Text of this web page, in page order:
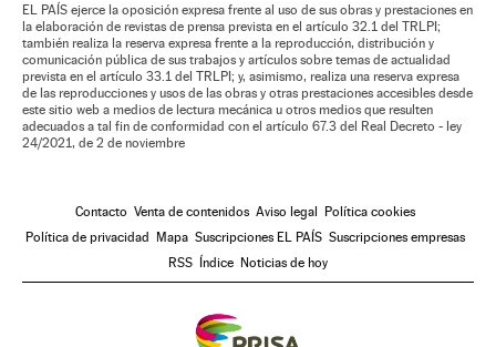
EL PAÍS ejerce la oposición expresa frente al uso de sus obras y prestaciones en
la elaboración de revistas de prensa prevista en el artículo 32.1 del TRLPI;
también realiza la reserva expresa frente a la reproducción, distribución y
comunicación pública de sus trabajos y artículos sobre temas de actualidad
prevista en el artículo 33.1 del TRLPI; y, asimismo, realiza una reserva expresa
de las reproducciones y usos de las obras y otras prestaciones accesibles desde
este sitio web a medios de lectura mecánica u otros medios que resulten
adecuados a tal fin de conformidad con el artículo 67.3 del Real Decreto - ley
24/2021, de 2 de noviembre
Contacto Venta de contenidos Aviso legal Política cookies
Política de privacidad Mapa Suscripciones EL PAÍS Suscripciones empresas
RSS Índice Noticias de hoy